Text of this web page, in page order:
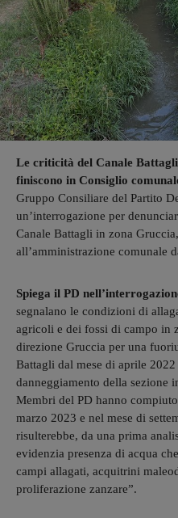
Le criticità del Canale
finiscono in Consiglio
Gruppo Consiliare del Partito
un’interrogazione per
Canale Battagli in zona
all’amministrazione comunale
Spiega il PD
segnalano le condizioni di
agricoli e dei fossi di campo in
direzione Gruccia per una
Battagli dal mese di aprile
danneggiamento della sezione
Membri del PD hanno
marzo 2023 e nel mese di
risulterebbe, da una prima
evidenzia presenza di acqua
campi allagati, acquitrini
proliferazione zanzare”.